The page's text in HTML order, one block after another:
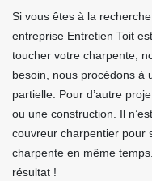
Si vous êtes à la
entreprise Entretien Toit
toucher votre charpente,
besoin, nous procédons à
partielle. Pour d’autre
ou une construction. Il
couvreur charpentier pour
charpente en même
résultat !